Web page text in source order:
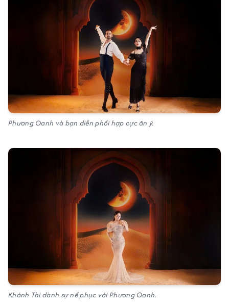
Phương Oanh và bạn diễn phối hợp cực ăn ý.
Khánh Thi dành sự nể phục với Phương Oanh.